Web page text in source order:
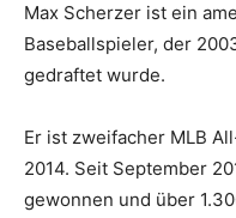
Max Scherzer ist ein
Baseballspieler, der
gedraftet wurde.
Er ist zweifacher MLB
2014. Seit September
gewonnen und über